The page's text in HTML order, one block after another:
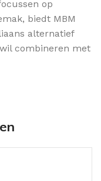
op
biedt MBM
alternatief
combineren met